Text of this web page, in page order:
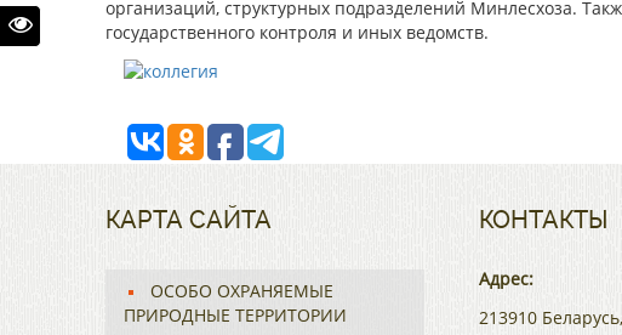
организаций, структурных подразделений Минлесхоза.
государственного контроля и иных ведомств.
КАРТА САЙТА
ОСОБО ОХРАНЯЕМЫЕ
ПРИРОДНЫЕ ТЕРРИТОРИИ
КОНТАКТЫ
Адрес:
213910